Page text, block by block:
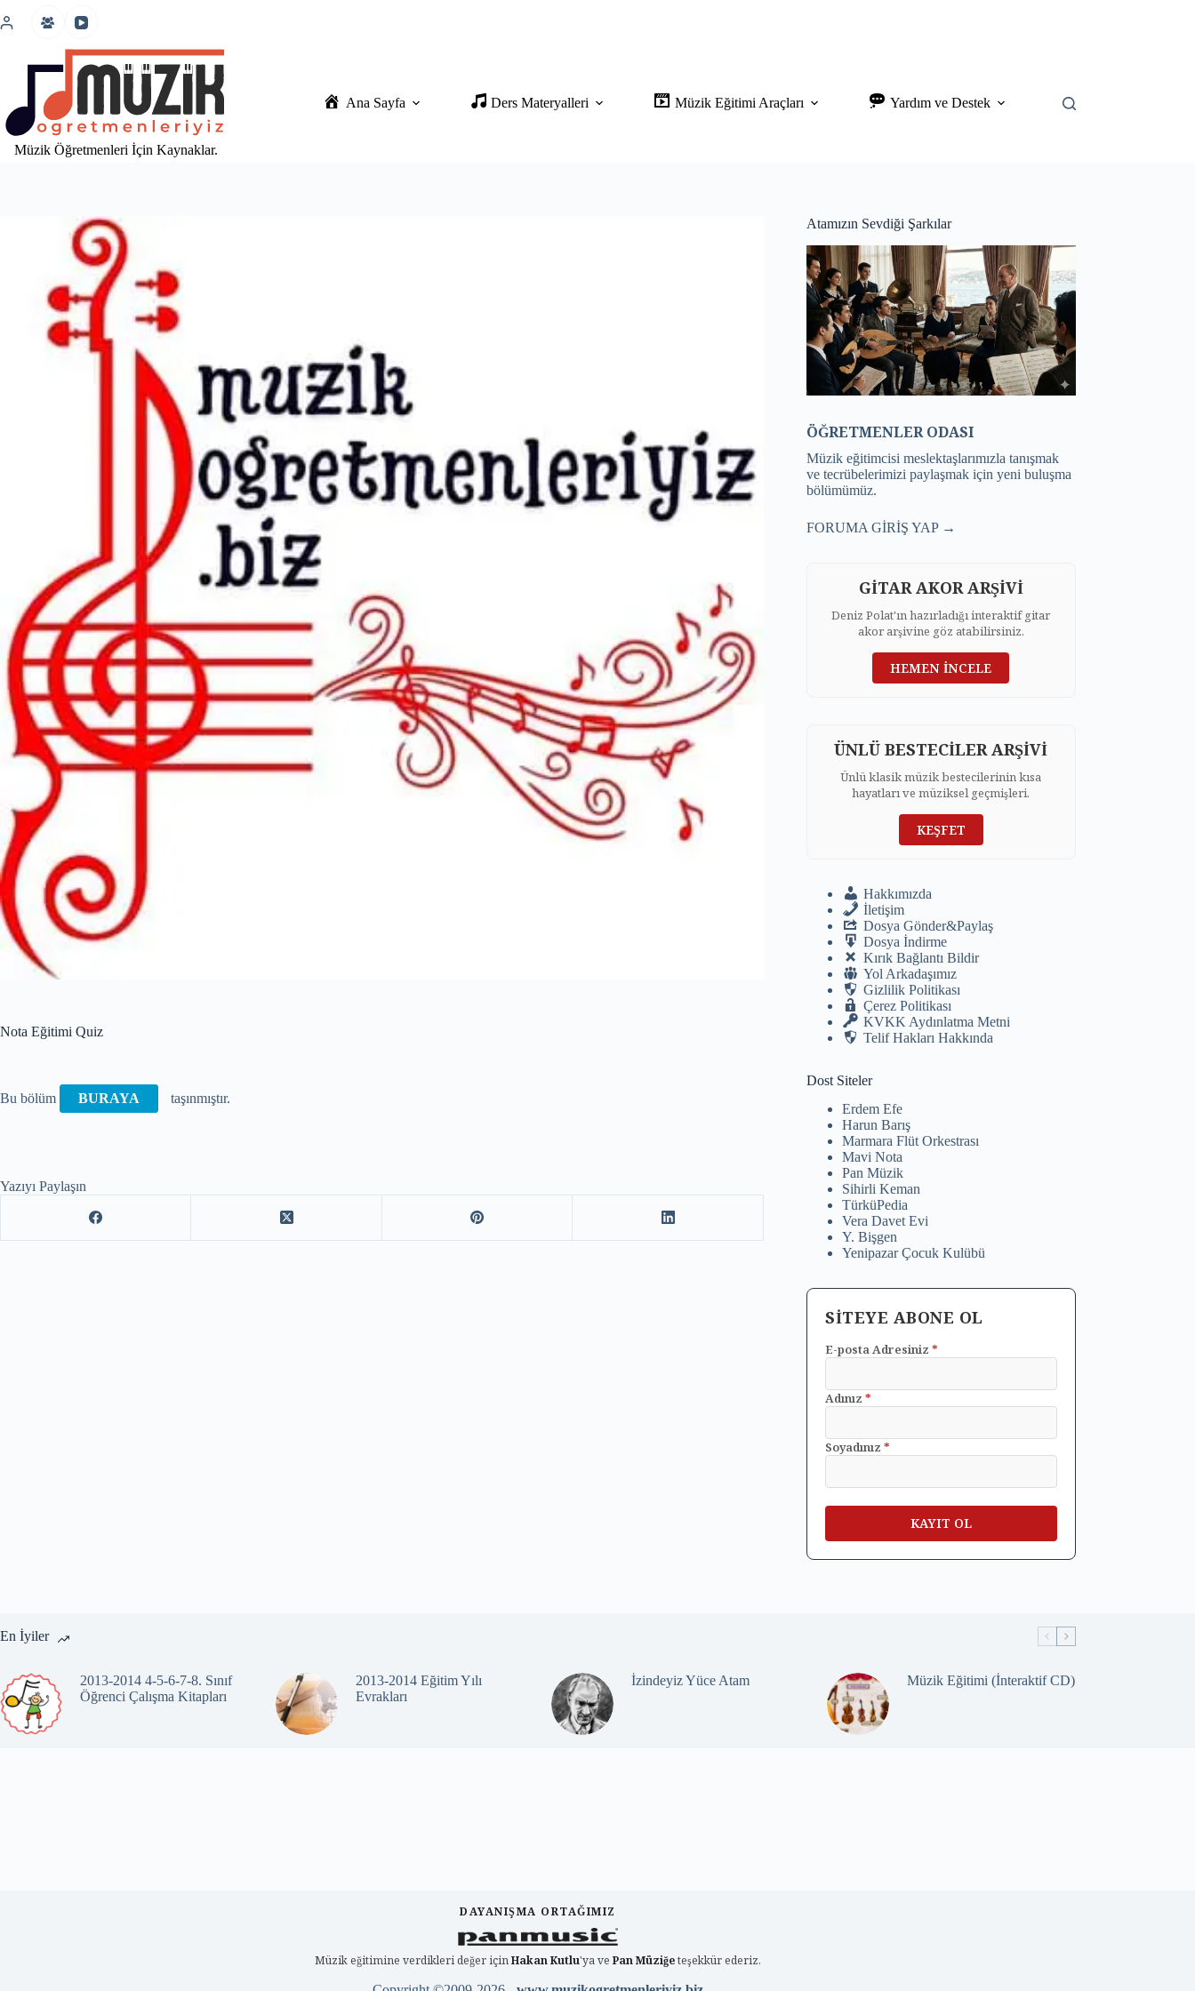
atla
Müzik Öğretmenleri İçin Kaynaklar.
Ana Sayfa Ders Materyalleri Müzik Eğitimi Araçları Yardım ve Destek
Nota Eğitimi Quiz
Bu bölüm BURAYA taşınmıştır.
Yazıyı Paylaşın
Atamızın Sevdiği Şarkılar
ÖĞRETMENLER ODASI
Müzik eğitimcisi meslektaşlarımızla tanışmak
ve tecrübelerimizi paylaşmak için yeni buluşma
bölümümüz.
FORUMA GİRİŞ YAP →
GİTAR AKOR ARŞİVİ
Deniz Polat'ın hazırladığı interaktif gitar
akor arşivine göz atabilirsiniz.
HEMEN İNCELE
ÜNLÜ BESTECİLER ARŞİVİ
Ünlü klasik müzik bestecilerinin kısa
hayatları ve müziksel geçmişleri.
KEŞFET
Hakkımızda
İletişim
Dosya Gönder&Paylaş
Dosya İndirme
Kırık Bağlantı Bildir
Yol Arkadaşımız
Gizlilik Politikası
Çerez Politikası
KVKK Aydınlatma Metni
Telif Hakları Hakkında
Dost Siteler
Erdem Efe
Harun Barış
Marmara Flüt Orkestrası
Mavi Nota
Pan Müzik
Sihirli Keman
TürküPedia
Vera Davet Evi
Y. Bişgen
Yenipazar Çocuk Kulübü
SİTEYE ABONE OL
E-posta Adresiniz*
Adınız*
Soyadınız*
En İyiler
2013-2014 4-5-6-7-8. Sınıf
Öğrenci Çalışma Kitapları
2013-2014 Eğitim Yılı
Evrakları
İzindeyiz Yüce Atam Müzik Eğitimi (İnteraktif CD)
DAYANIŞMA ORTAĞIMIZ
Müzik eğitimine verdikleri değer içinHakan Kutlu'ya ve Pan Müziğeteşekkür ederiz.